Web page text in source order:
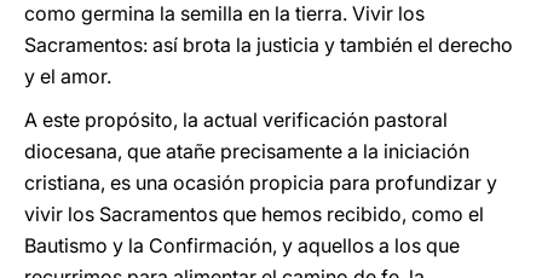
como germina la semilla en la tierra. Vivir los
Sacramentos: así brota la justicia y también el derecho
y el amor.
A este propósito, la actual verificación pastoral
diocesana, que atañe precisamente a la iniciación
cristiana, es una ocasión propicia para profundizar y
vivir los Sacramentos que hemos recibido, como el
Bautismo y la Confirmación, y aquellos a los que